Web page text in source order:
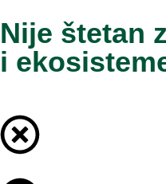
Nije štetan
i